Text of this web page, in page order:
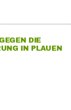
DIE
IN PLAUEN